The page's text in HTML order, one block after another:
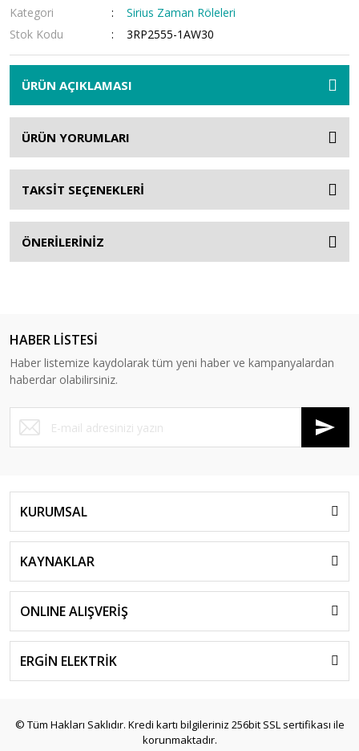
Kategori
Sirius Zaman Röleleri
Stok Kodu
3RP2555-1AW30
ÜRÜN AÇIKLAMASI
ÜRÜN YORUMLARI
TAKSİT SEÇENEKLERİ
ÖNERİLERİNİZ
HABER LİSTESİ
Haber listemize kaydolarak tüm yeni haber ve kampanyalardan
haberdar olabilirsiniz.
KURUMSAL
KAYNAKLAR
ONLINE ALIŞVERİŞ
ERGİN ELEKTRİK
© Tüm Hakları Saklıdır. Kredi kartı bilgileriniz 256bit SSL sertifikası ile
korunmaktadır.